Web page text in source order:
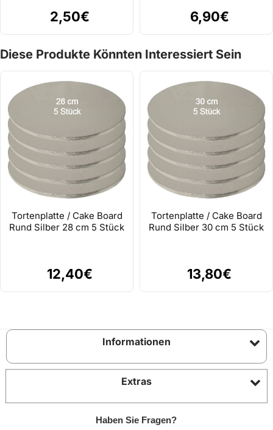
2,50€ 6,90€
Diese Produkte Könnten Interessiert Sein
Tortenplatte / Cake Board
Rund Silber 28 cm 5 Stück
12,40€
Tortenplatte / Cake Board
Rund Silber 30 cm 5 Stück
13,80€
Informationen
Extras
Haben Sie Fragen?